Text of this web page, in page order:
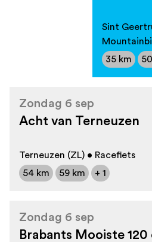
Sint
35 km
Zondag 6 sep
Acht van Terneuzen
Terneuzen (ZL) • Racefiets
54 km
59 km + 1
Zondag 6 sep
Brabants Mooiste 120